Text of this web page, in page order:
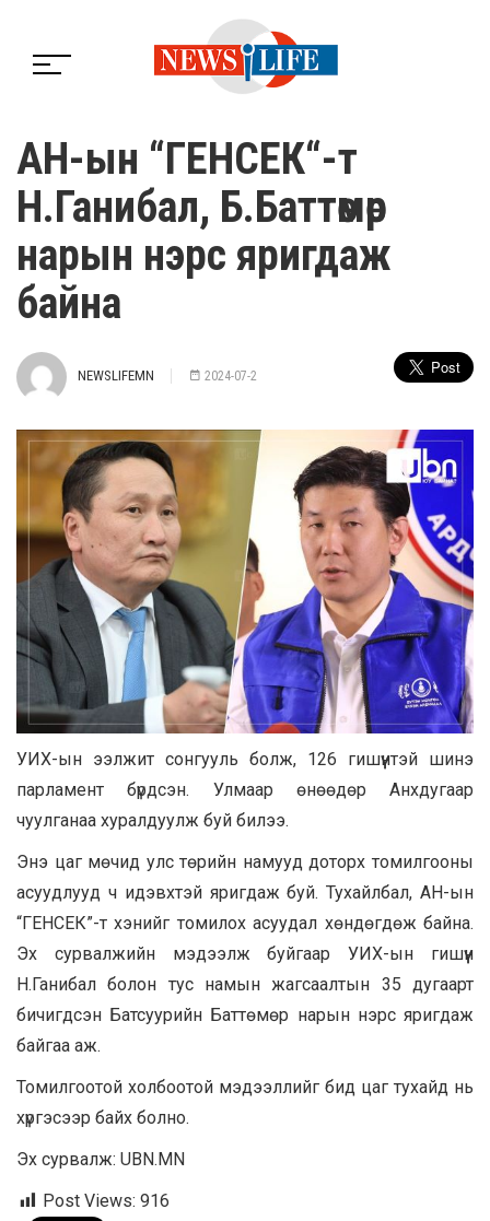
АН-ын “ГЕНСЕК“-т
Н.Ганибал, Б.Баттөмөр
нарын нэрс яригдаж
байна
NEWSLIFEMN 2024-07-2
УИХ-ын ээлжит сонгууль болж, 126 гишүүнтэй шинэ
парламент бүрдсэн. Улмаар өнөөдөр Анхдугаар
чуулганаа хуралдуулж буй билээ.
Энэ цаг мөчид улс төрийн намууд доторх томилгооны
асуудлууд ч идэвхтэй яригдаж буй. Тухайлбал, АН-ын
“ГЕНСЕК”-т хэнийг томилох асуудал хөндөгдөж байна.
Эх сурвалжийн мэдээлж буйгаар УИХ-ын гишүүн
Н.Ганибал болон тус намын жагсаалтын 35 дугаарт
бичигдсэн Батсуурийн Баттөмөр нарын нэрс яригдаж
байгаа аж.
Томилгоотой холбоотой мэдээллийг бид цаг тухайд нь
хүргэсээр байх болно.
Эх сурвалж: UBN.MN
Post Views: 916